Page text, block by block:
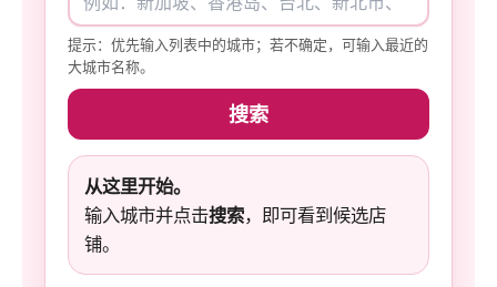
提示：优先输入列表中的城市；若不确定，可输入最近的
大城市名称。
搜索
从这里开始。
输入城市并点击搜索，即可看到候选店
铺。